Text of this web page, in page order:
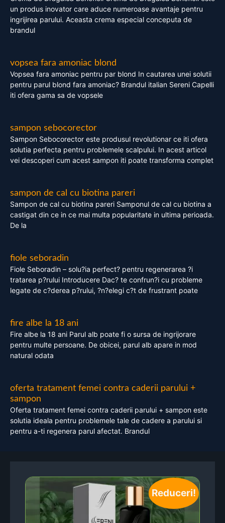
un produs inovator care aduce numeroase avantaje pentru
ingrijirea parului. Aceasta crema especial conceputa de
brandul
vopsea fara amoniac blond
Vopsea fara amoniac pentru par blond In cautarea unei solutii
pentru parul blond fara amoniac? Brandul italian Sereni Capelli
iti ofera gama sa de vopsele
sampon sebocorector
Sampon Sebocorector este produsul revolutionar ce iti ofera
solutia perfecta pentru problemele scalpului. In acest articol
vei descoperi cum acest sampon iti poate transforma complet
sampon de cal cu biotina pareri
Sampon de cal cu biotina pareri Samponul de cal cu biotina a
castigat din ce in ce mai multa popularitate in ultima perioada.
De la
fiole seboradin
Fiole Seboradin – solu?ia perfect? pentru regenerarea ?i
tratarea p?rului Introducere Dac? te confrun?i cu probleme
legate de c?derea p?rului, ?n?elegi c?t de frustrant poate
fire albe la 18 ani
Fire albe la 18 ani Parul alb poate fi o sursa de ingrijorare
pentru multe persoane. De obicei, parul alb apare in mod
natural odata
oferta tratament femei contra caderii parului +
sampon
Oferta tratament femei contra caderii parului + sampon este
solutia ideala pentru problemele tale de cadere a parului si
pentru a-ti regenera parul afectat. Brandul
Reduceri!